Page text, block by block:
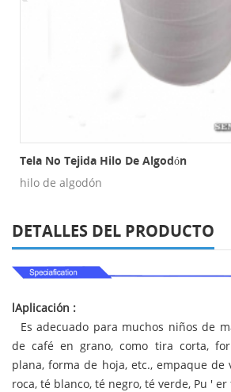
Tela No Tejida Hilo De Algodón
hilo de algodón
DETALLES DEL PRODUCTO
lAplicación :
Es adecuado para muchos niños de
de café en grano, como tira corta,
plana, forma de hoja, etc., empaque
roca, té blanco, té negro, té verde, Pu ' er